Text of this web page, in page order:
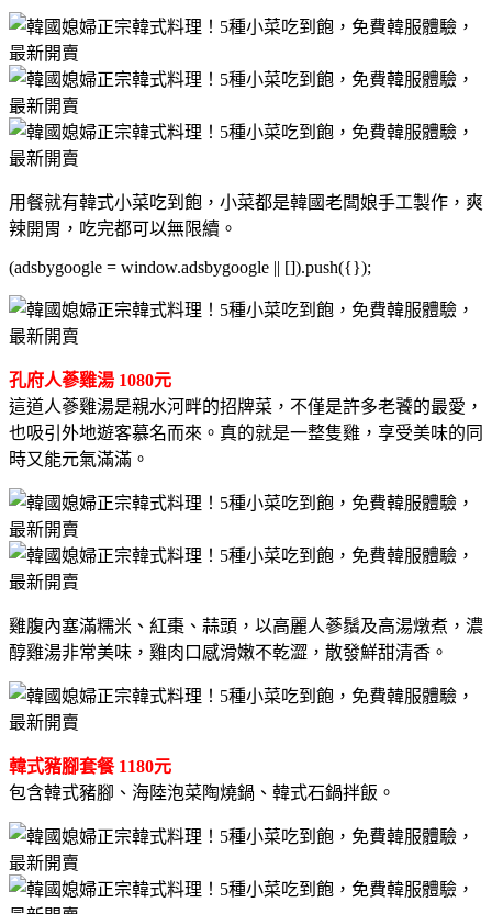
用餐就有韓式小菜吃到飽，小菜都是韓國老闆娘手工製作，爽
辣開胃，吃完都可以無限續。
(adsbygoogle = window.adsbygoogle || []).push({});
孔府人蔘雞湯 1080元
這道人蔘雞湯是親水河畔的招牌菜，不僅是許多老饕的最愛，
也吸引外地遊客慕名而來。真的就是一整隻雞，享受美味的同
時又能元氣滿滿。
雞腹內塞滿糯米、紅棗、蒜頭，以高麗人蔘鬚及高湯燉煮，濃
醇雞湯非常美味，雞肉口感滑嫩不乾澀，散發鮮甜清香。
韓式豬腳套餐 1180元
包含韓式豬腳、海陸泡菜陶燒鍋、韓式石鍋拌飯。